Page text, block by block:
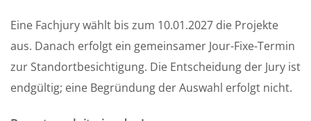
Eine Fachjury wählt bis zum 10.01.2027 die Projekte
aus. Danach erfolgt ein gemeinsamer Jour-Fixe-Termin
zur Standortbesichtigung. Die Entscheidung der Jury ist
endgültig; eine Begründung der Auswahl erfolgt nicht.